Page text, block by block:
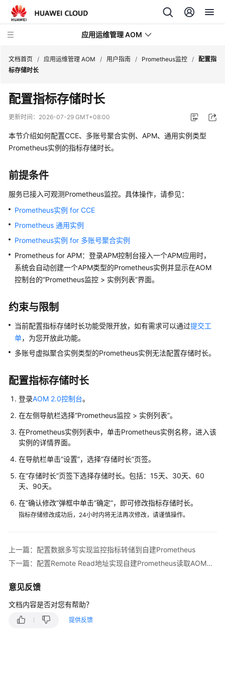
应用运维管理 AOM
最
新
动
产
介
绍
费
说
明
快
速
入
户
指
南
过
IAM
予
使
用
的
权
限
AOM
全
控
概
入
AOM
文档首页 / 应用运维管理 AOM / 用户指南 / Prometheus监控 /
配置指
标存储时长
配置指标存储时长
更新时间： 2026-07-29 GMT+08:00
本节介绍如何配置CCE、多账号聚合实例、APM、通用实例类型
Prometheus实例的指标存储时长。
前提条件
服务已接入可观测Prometheus监控。具体操作，请参见：
Prometheus实例 for CCE
Prometheus 通用实例
Prometheus实例 for 多账号聚合实例
Prometheus for APM：登录APM控制台接入一个APM应用时，
系统会自动创建一个APM类型的Prometheus实例并显示在AOM
控制台的“Prometheus监控 > 实例列表”界面。
约束与限制
当前配置指标存储时长功能受限开放，如有需求可以通过提交工
单，为您开放此功能。
多账号虚拟聚合实例类型的Prometheus实例无法配置存储时长。
配置指标存储时长
登录AOM 2.0控制台。
在左侧导航栏选择“Prometheus监控 > 实例列表”。
在Prometheus实例列表中，单击Prometheus实例名称，进入该
实例的详情界面。
在导航栏单击“设置”，选择“存储时长”页签。
在“存储时长”页签下选择存储时长。包括：15天、30天、60
天、90天。
在“确认修改”弹框中单击“确定”，即可修改指标存储时长。
指标存储修改成功后，24小时内将无法再次修改，请谨慎操作。
上一篇：配置数据多写实现监控指标转储到自建Prometheus
下一篇：配置Remote Read地址实现自建Prometheus读取AOM的Prometheus数据
意见反馈
文档内容是否对您有帮助？
提供反馈